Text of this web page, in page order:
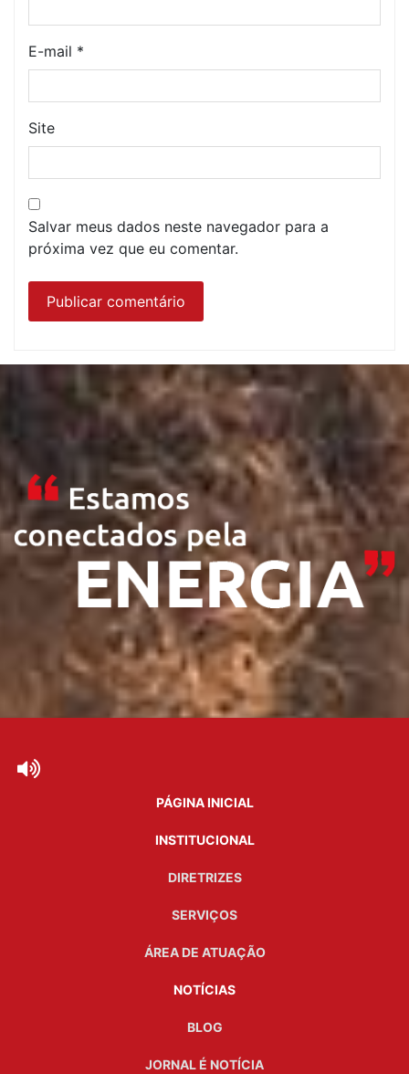
E-mail *
Site
Salvar meus dados neste navegador para a
próxima vez que eu comentar.
PÁGINA INICIAL
INSTITUCIONAL
DIRETRIZES
SERVIÇOS
ÁREA DE ATUAÇÃO
NOTÍCIAS
BLOG
JORNAL É NOTÍCIA